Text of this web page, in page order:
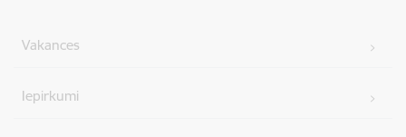
Vakances
Iepirkumi